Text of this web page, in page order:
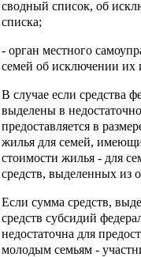
сводный список, об
списка;
- орган местного
семей об исключении их
В случае если средства
выделены в
предоставляется в
жилья для семей,
стоимости жилья - для
средств, выделенных из
Если сумма средств,
средств субсидий
недостаточна для
молодым семьям -